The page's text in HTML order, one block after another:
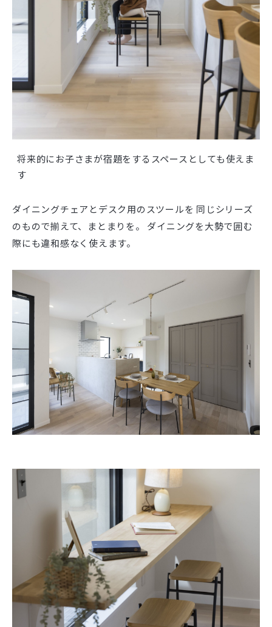
将来的にお子さまが宿題をするスペースとしても使えま
す
ダイニングチェアとデスク用のスツールを 同じシリーズ
のもので揃えて、まとまりを。 ダイニングを大勢で囲む
際にも違和感なく使えます。